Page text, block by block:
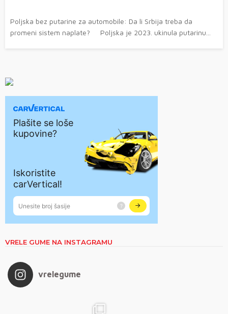
Poljska bez putarine za automobile: Da li Srbija treba da
promeni sistem naplate? Poljska je 2023. ukinula putarinu...
VRELE GUME NA INSTAGRAMU
vrelegume